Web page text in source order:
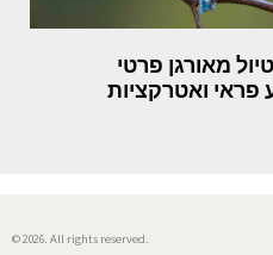
ריקה חורף 2018: טיול מאורגן פרטי
ואטרקציות
© 2026. All rights reserved.